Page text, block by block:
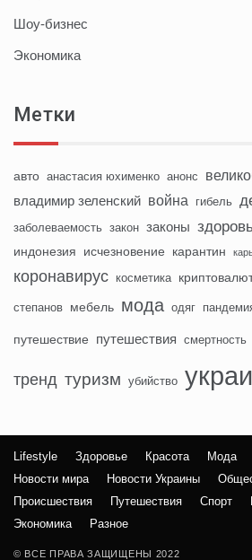
Шоу-бизнес
Экономика
Метки
авто анастасия юхименко анонс
владимир зеленский война гибель
заболеваемость закон законы
индонезия исчезновение карантин
коронавирус косметика
степанов мебель мода одяг
путешествие путешествия смертность
тренд туризм убийство
© ВСЕ ПРАВА ЗАЩИЩЕНЫ 2022
Lifestyle Здоровье Красота Мода
Новости мира
Новости Украины
Происшествия
Путешествия Спорт
Экономика
Разное